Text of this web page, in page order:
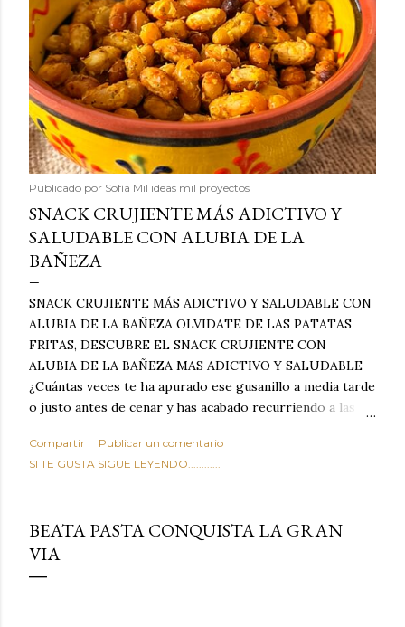
Publicado por Sofía Mil ideas mil proyectos
SNACK CRUJIENTE MÁS ADICTIVO Y
SALUDABLE CON ALUBIA DE LA
BAÑEZA
SNACK CRUJIENTE MÁS ADICTIVO Y SALUDABLE CON
ALUBIA DE LA BAÑEZA OLVIDATE DE LAS PATATAS
FRITAS, DESCUBRE EL SNACK CRUJIENTE CON
ALUBIA DE LA BAÑEZA MAS ADICTIVO Y SALUDABLE
¿Cuántas veces te ha apurado ese gusanillo a media tarde
o justo antes de cenar y has acabado recurriendo a las
típicas patatas de bolsa, frutos secos fritos o snacks
ultraprocesados llenos de grasas saturadas y sodio?
Todos hemos estado ahí. Sin embargo, cuidarse no tiene
satisface. Estas alubias crujientes al horno van a cambiar
por completo tu forma de ver las legumbres. Olvídate de
asociar las alubias únicamente a los guisos tradicionales y
Compartir
Publicar un comentario
SI TE GUSTA SIGUE LEYENDO............
BEATA PASTA CONQUISTA LA GRAN
VIA